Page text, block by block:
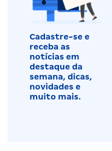
Cadastre-se e
receba as
notícias em
destaque da
semana, dicas,
novidades e
muito mais.